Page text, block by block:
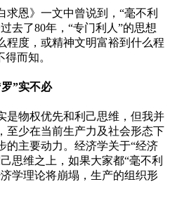
求恩》一文中曾说到，“毫不利
去了80年，“专门利人”的思想
程度，或精神文明富裕到什么程
而知。
”实不必
是物权优先和利己思维，但我并
至少在当前生产力及社会形态下
的主要动力。经济学关于“经济
思维之上，如果大家都“毫不利
学理论将崩塌，生产的组织形